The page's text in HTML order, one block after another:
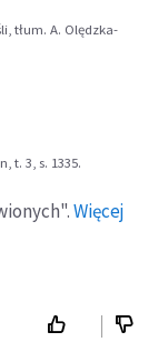
tłum. A. Olędzka-
t. 3, s. 1335.
Więcej